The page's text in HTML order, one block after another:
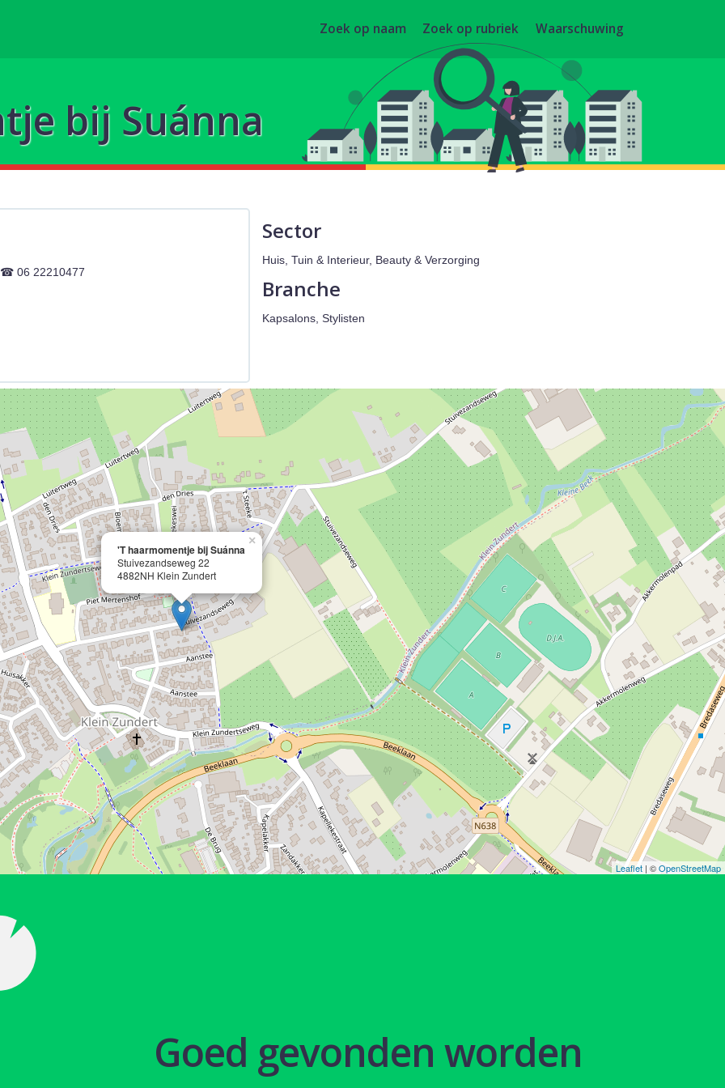
Zoek op naam Zoek op rubriek Waarschuwing
bij Suánna
06 22210477
Sector
Huis, Tuin & Interieur, Beauty & Verzorging
Branche
Kapsalons, Stylisten
'T haarmomentje bij Suánna
Stuivezandseweg 22
4882NH Klein Zundert
×
Leaflet | ©OpenStreetMap
Goed gevonden worden